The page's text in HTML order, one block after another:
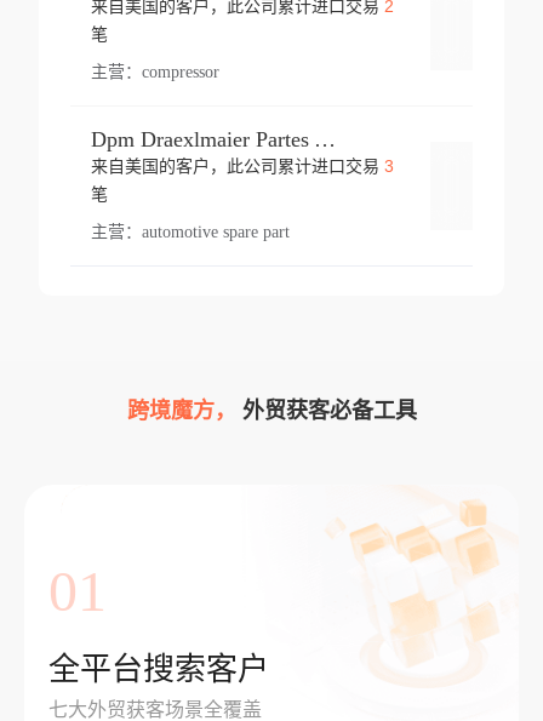
来自美国的客户，此公司累计进口交易 2
笔
主营： compressor
Dpm Draexlmaier Partes Automotrices Corr Ind Huejotzingo
来自美国的客户，此公司累计进口交易 3
笔
主营： automotive spare part
跨境魔方， 外贸获客必备工具
01
全平台搜索客户
七大外贸获客场景全覆盖